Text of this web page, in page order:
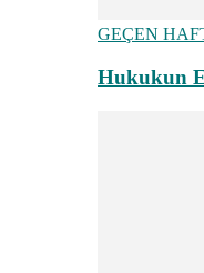
GEÇEN
Hukukun